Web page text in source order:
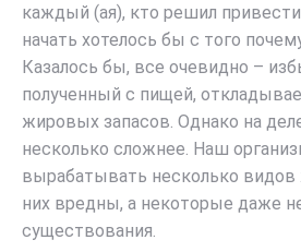
каждый (ая), кто решил
начать хотелось бы с того
Казалось бы, все очевидно –
полученный с пищей,
жировых запасов. Однако на
несколько сложнее. Наш
вырабатывать несколько видов
них вредны, а некоторые даже
существования.